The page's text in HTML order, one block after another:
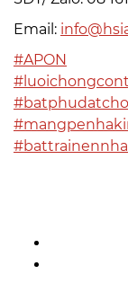
Email:
#APON